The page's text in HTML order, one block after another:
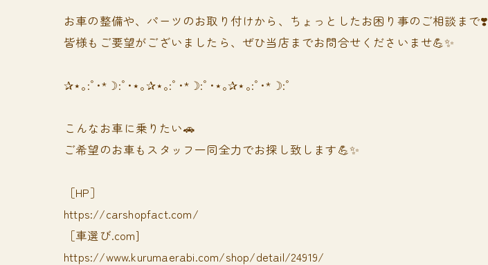
お車の整備や、パーツのお取り付けから、ちょっとしたお困り事のご相談まで❣️
皆様もご要望がございましたら、ぜひ当店までお問合せくださいませ💪✨
✰⋆｡:ﾟ･*☽:ﾟ･⋆｡✰⋆｡:ﾟ･*☽:ﾟ･⋆｡✰⋆｡:ﾟ･*☽:ﾟ
⁡⁡⁡こんなお車に乗りたい🚗
ご希望のお車もスタッフ一同全力でお探し致します💪✨
［HP］
https://carshopfact.com/
［車選び.com]
https://www.kurumaerabi.com/shop/detail/24919/